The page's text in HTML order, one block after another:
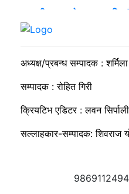
व्यवसायी मुन्दडाको घरमा
अध्यक्ष/प्रबन्ध सम्पादक : शर्मिला
सम्पादक : रोहित गिरी
क्रियटिभ एडिटर : लवन सिर्पाली
सल्लाहकार-सम्पादक: शिवराज